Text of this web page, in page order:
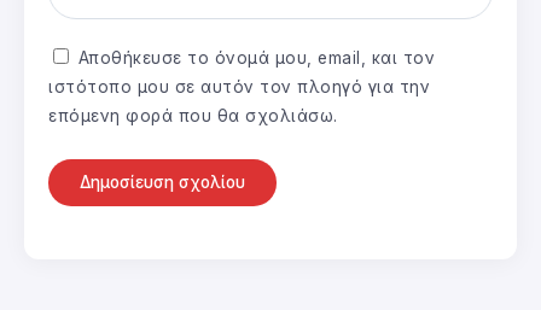
Αποθήκευσε το όνομά μου, email, και τον
ιστότοπο μου σε αυτόν τον πλοηγό για την
επόμενη φορά που θα σχολιάσω.